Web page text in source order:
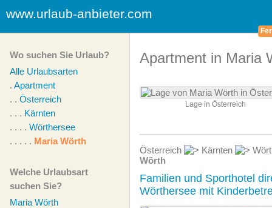
www.urlaub-anbieter.com
Wo suchen Sie Urlaub?
Alle Urlaubsarten
. Apartment
. . Österreich
. . . Kärnten
. . . . Wörthersee
. . . . . Maria Wörth
Welche Urlaubsart
suchen Sie?
Maria Wörth
Apartment in Maria
Lage in Österreich
Österreich Kärnten
Wörth
Familien und Sporthotel
Wörthersee mit